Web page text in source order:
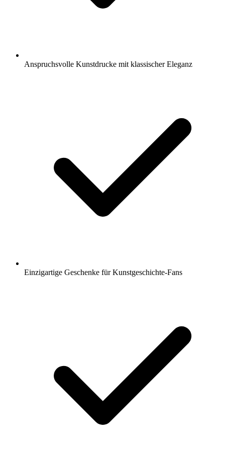
Anspruchsvolle Kunstdrucke mit klassischer Eleganz
Einzigartige Geschenke für Kunstgeschichte-Fans